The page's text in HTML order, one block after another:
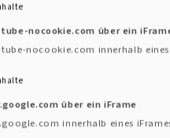
leckeren Kinderpunsch,
Passt perfekt zu den
nocookie.com über ein
nocookie.com innerhalb eines
über ein iFrame
innerhalb eines